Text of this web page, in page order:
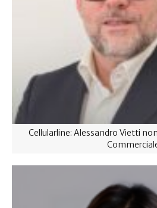
Cellularline: Alessandro Vietti